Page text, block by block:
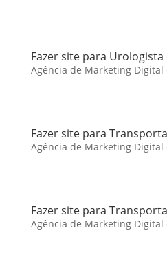
Fazer site para Urologista
Agência de Marketing Digital
Fazer site para
Agência de Marketing Digital
Fazer site para
Agência de Marketing Digital